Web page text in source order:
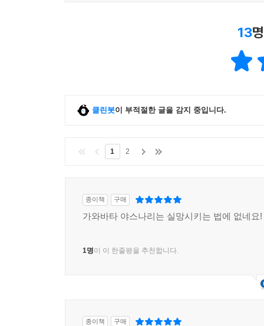
13
클린봇이 부적절한 글을 감지 중입니다.
1 2
종이책 구매
가와바타 야스나리는 실망시키는 법에 없네요!
1명이 이 한줄평을 추천합니다.
종이책 구매